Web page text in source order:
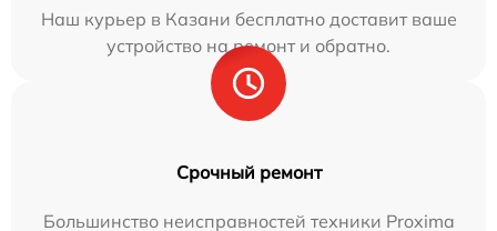
Наш курьер в Казани бесплатно доставит ваше
устройство на ремонт и обратно.
Срочный ремонт
Большинство неисправностей техники Proxima